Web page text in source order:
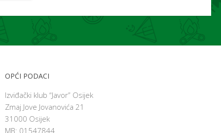
OPĆI PODACI
Izviđački klub “Javor” Osijek
Zmaj Jove Jovanovića 21
31000 Osijek
MB: 01547844